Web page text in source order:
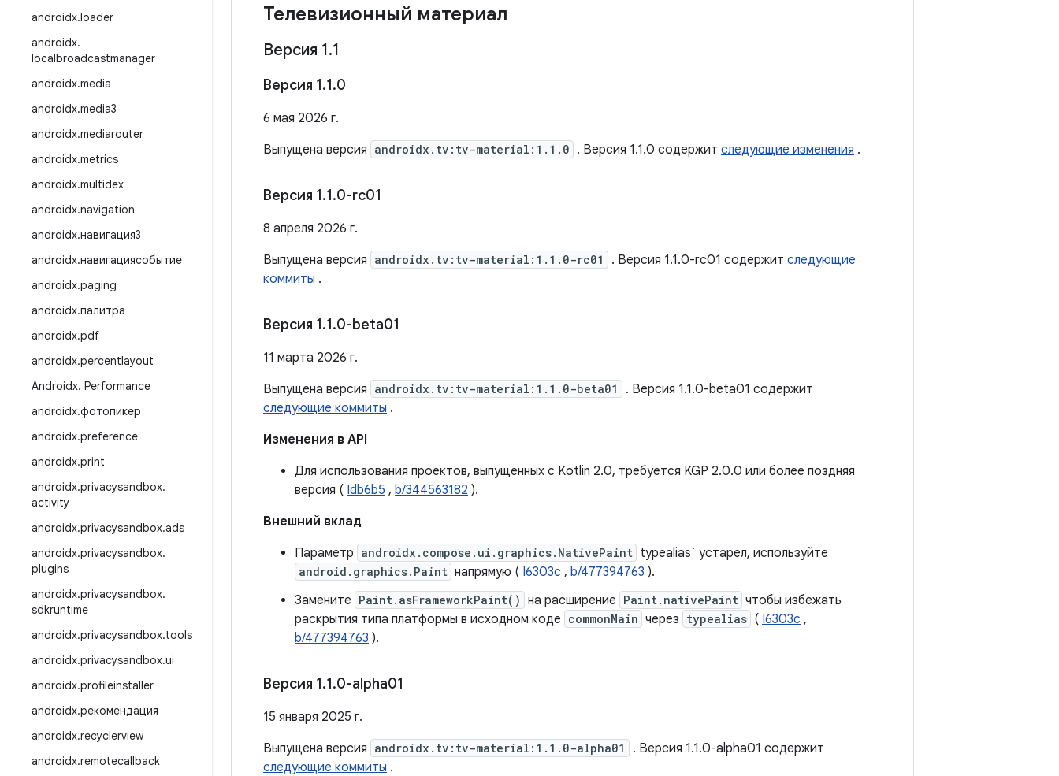
androidx.loader
androidx.
localbroadcastmanager
androidx.media
androidx.media3
androidx.mediarouter
androidx.metrics
androidx.multidex
androidx.navigation
androidx.навигация3
androidx.навигациясобытие
androidx.paging
androidx.палитра
androidx.pdf
androidx.percentlayout
Androidx. Performance
androidx.фотопикер
androidx.preference
androidx.print
androidx.privacysandbox.
activity
androidx.privacysandbox.ads
androidx.privacysandbox.
plugins
androidx.privacysandbox.
sdkruntime
androidx.privacysandbox.tools
androidx.privacysandbox.ui
androidx.profileinstaller
androidx.рекомендация
androidx.recyclerview
androidx.remotecallback
Телевизионный материал
Версия 1.1
Версия 1.1.0
6 мая 2026 г.
Выпущена версия androidx.tv:tv-material:1.1.0 . Версия 1.1.0 содержит следующие изменения .
Версия 1.1.0-rc01
8 апреля 2026 г.
Выпущена версия androidx.tv:tv-material:1.1.0-rc01 . Версия 1.1.0-rc01 содержит следующие
коммиты .
Версия 1.1.0-beta01
11 марта 2026 г.
Выпущена версия androidx.tv:tv-material:1.1.0-beta01
. Версия 1.1.0-beta01 содержит
следующие коммиты .
Изменения в API
Для использования проектов, выпущенных с Kotlin 2.0, требуется KGP 2.0.0 или более поздняя
версия ( Idb6b5 , b/344563182 ).
Внешний вклад
Параметр androidx.compose.ui.graphics.NativePaint typealias` устарел, используйте
android.graphics.Paint напрямую ( I6303c , b/477394763 ).
Замените Paint.asFrameworkPaint() на расширение Paint.nativePaint чтобы избежать
раскрытия типа платформы в исходном коде commonMain через typealias ( I6303c ,
b/477394763 ).
Версия 1.1.0-alpha01
15 января 2025 г.
Выпущена версия androidx.tv:tv-material:1.1.0-alpha01
. Версия 1.1.0-alpha01 содержит
следующие коммиты .